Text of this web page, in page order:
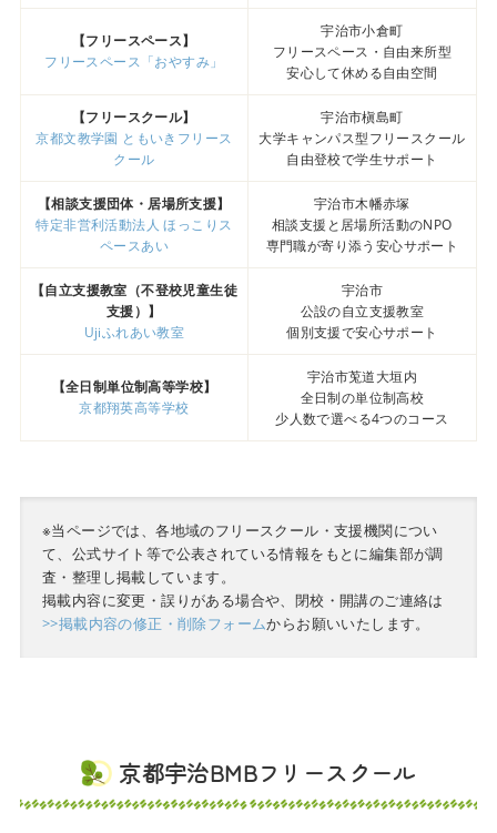
【フリースペース】
フリースペース「おやすみ」
宇治市小倉町
フリースペース・自由来所型
安心して休める自由空間
【フリースクール】
京都文教学園 ともいきフリース
クール
宇治市槇島町
大学キャンパス型フリースクール
自由登校で学生サポート
【相談支援団体・居場所支援】
特定非営利活動法人 ほっこりス
ペースあい
宇治市木幡赤塚
相談支援と居場所活動のNPO
専門職が寄り添う安心サポート
【自立支援教室（不登校児童生徒
支援）】
Ujiふれあい教室
宇治市
公設の自立支援教室
個別支援で安心サポート
【全日制単位制高等学校】
京都翔英高等学校
宇治市莵道大垣内
全日制の単位制高校
少人数で選べる4つのコース
※当ページでは、各地域のフリースクール・支援機関につい
て、公式サイト等で公表されている情報をもとに編集部が調
査・整理し掲載しています。
掲載内容に変更・誤りがある場合や、閉校・開講のご連絡は
>>掲載内容の修正・削除フォームからお願いいたします。
京都宇治BMBフリースクール